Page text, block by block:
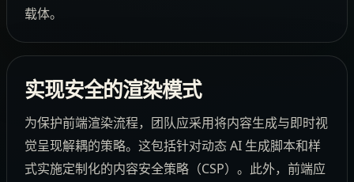
载体。
实现安全的渲染模式
为保护前端渲染流程，团队应采用将内容生成与即时视
觉呈现解耦的策略。这包括针对动态 AI 生成脚本和样
式实施定制化的内容安全策略（CSP）。此外，前端应